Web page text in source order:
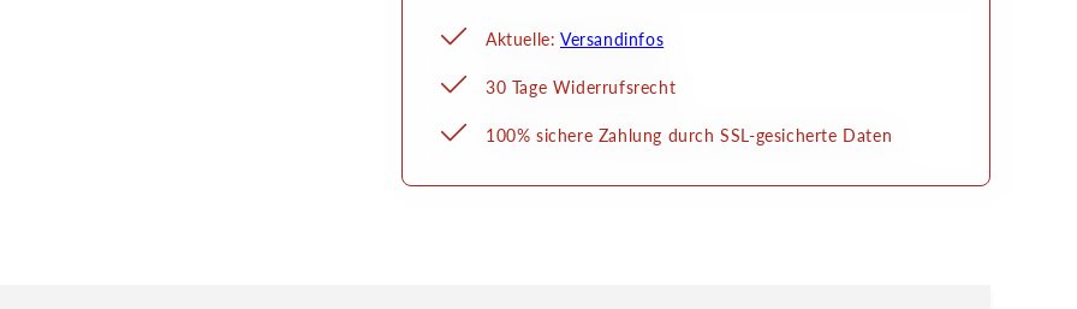
Aktuelle: Versandinfos
30 Tage Widerrufsrecht
100% sichere Zahlung durch SSL-gesicherte Daten